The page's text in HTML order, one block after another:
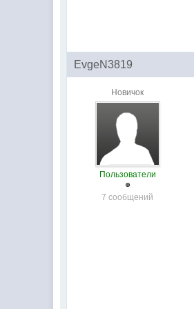
EvgeN3819
Новичок
Пользователи
7 сообщений